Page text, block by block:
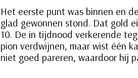
Het eerste punt was binnen en
glad gewonnen stond. Dat gold
10. De in tijdnood verkerende
pion verdwijnen, maar wist één
niet goed pareren, waardoor hij